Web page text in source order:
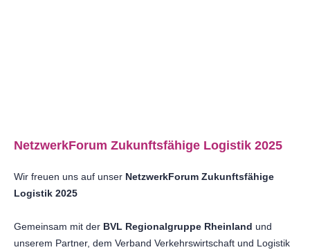
NetzwerkForum Zukunftsfähige Logistik 2025
Wir freuen uns auf unser NetzwerkForum Zukunftsfähige
Logistik 2025
Gemeinsam mit der BVL Regionalgruppe Rheinland und
unserem Partner, dem Verband Verkehrswirtschaft und Logistik